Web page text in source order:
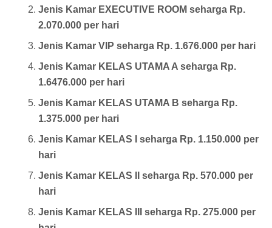
Jenis Kamar EXECUTIVE ROOM seharga Rp.
2.070.000 per hari
Jenis Kamar VIP seharga Rp. 1.676.000 per hari
Jenis Kamar KELAS UTAMA A seharga Rp.
1.6476.000 per hari
Jenis Kamar KELAS UTAMA B seharga Rp.
1.375.000 per hari
Jenis Kamar KELAS I seharga Rp. 1.150.000 per
hari
Jenis Kamar KELAS II seharga Rp. 570.000 per
hari
Jenis Kamar KELAS III seharga Rp. 275.000 per